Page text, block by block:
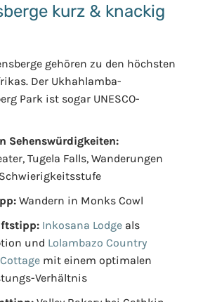
kurz & knackig
gehören zu den höchsten
Der Ukhahlamba-
Park ist sogar UNESCO-
Sehenswürdigkeiten:
Tugela Falls, Wanderungen
Wandern in Monks Cowl
Inkosana Lodge als
und Lolambazo Country
mit einem optimalen
Verhältnis